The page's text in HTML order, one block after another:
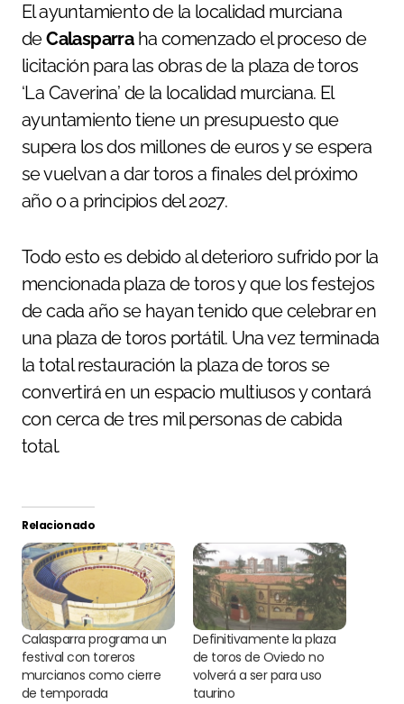
El ayuntamiento de la localidad murciana
deCalasparraha comenzado el proceso de
licitación para las obras de la plaza de toros
‘La Caverina’ de la localidad murciana. El
ayuntamiento tiene un presupuesto que
supera los dos millones de euros y se espera
se vuelvan a dar toros a finales del próximo
año o a principios del 2027.
Todo esto es debido al deterioro sufrido por la
mencionada plaza de toros y que los festejos
de cada año se hayan tenido que celebrar en
una plaza de toros portátil. Una vez terminada
la total restauración la plaza de toros se
convertirá en un espacio multiusos y contará
con cerca de tres mil personas de cabida
total.
Relacionado
Calasparra programa un
festival con toreros
murcianos como cierre
de temporada
Definitivamente la plaza
de toros de Oviedo no
volverá a ser para uso
taurino